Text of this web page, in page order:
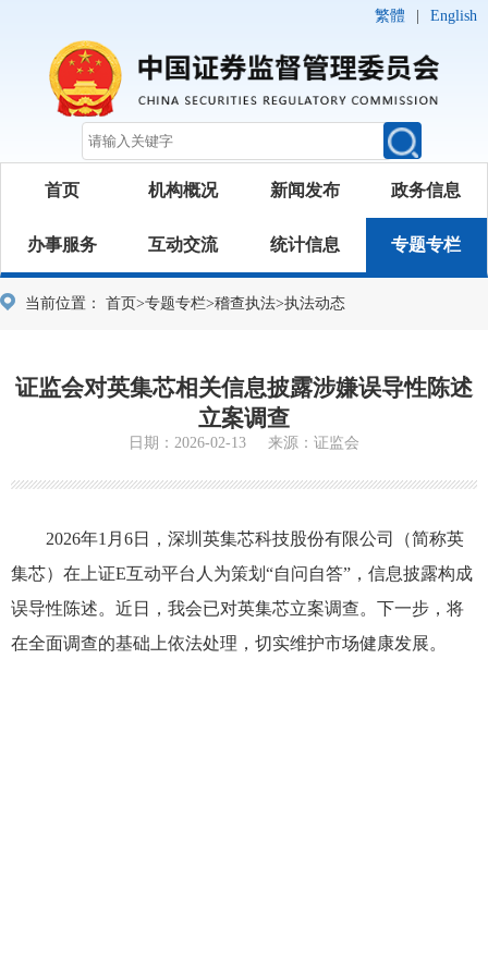
繁體 English
首页 机构概况 新闻发布 政务信息
办事服务 互动交流 统计信息 专题专栏
当前位置： 首页>专题专栏>稽查执法>执法动态
证监会对英集芯相关信息披露涉嫌误导性陈述
立案调查
日期：2026-02-13 来源：证监会
2026年1月6日，深圳英集芯科技股份有限公司（简称英
集芯）在上证E互动平台人为策划“自问自答”，信息披露构成
误导性陈述。近日，我会已对英集芯立案调查。下一步，将
在全面调查的基础上依法处理，切实维护市场健康发展。